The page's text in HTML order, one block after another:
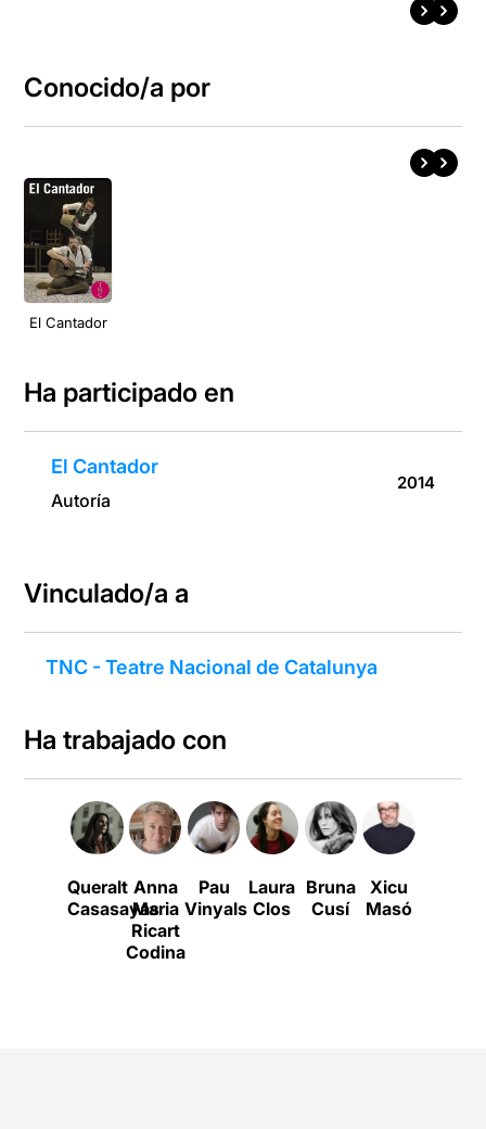
Conocido/a por
El Cantador
Ha participado en
El Cantador
Autoría
2014
Vinculado/a a
TNC - Teatre Nacional de Catalunya
Ha trabajado con
Queralt
Casasayas
Anna
Maria
Ricart
Codina
Pau
Vinyals
Laura
Clos
Bruna
Cusí
Xicu
Masó